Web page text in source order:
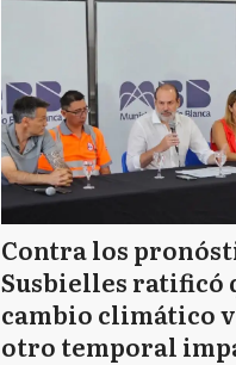
Contra los
Susbielles ratificó
cambio climático
otro temporal